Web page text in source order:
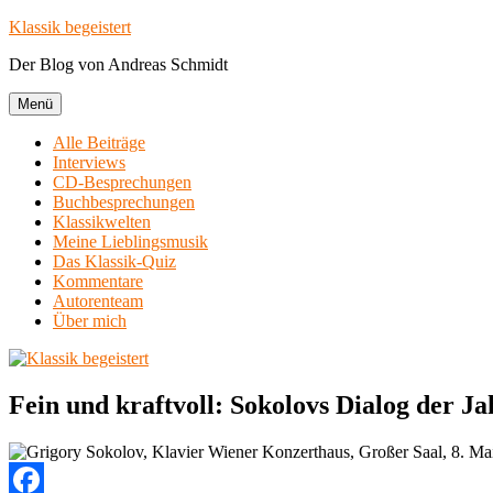
Zum
springen
Klassik begeistert
Der Blog von Andreas Schmidt
Menü
Alle Beiträge
Interviews
CD-Besprechungen
Buchbesprechungen
Klassikwelten
Meine Lieblingsmusik
Das Klassik-Quiz
Kommentare
Autorenteam
Über mich
Fein und kraftvoll: Sokolovs Dialog der